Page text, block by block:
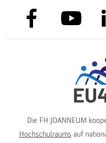
link to facebooklink to
Die FH JOANNEUM
Hochschulraums auf